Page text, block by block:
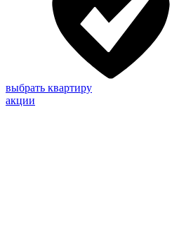
выбрать квартиру
акции